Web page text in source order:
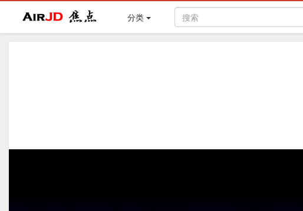
Air焦点 分类